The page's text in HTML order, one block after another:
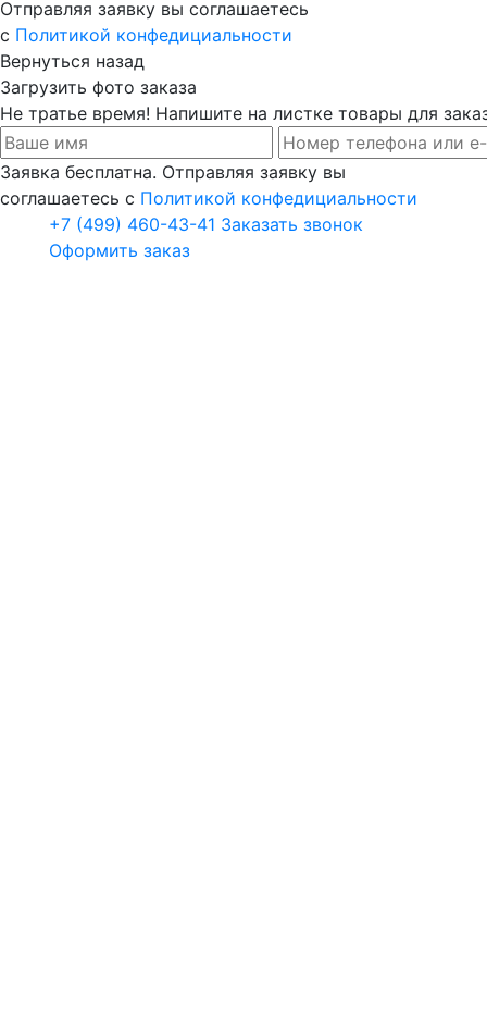
Отправляя заявку вы соглашаетесь
с Политикой конфедициальности
Вернуться назад
Загрузить фото заказа
Не тратье время! Напишите на листке товары для
Заявка бесплатна. Отправляя заявку вы
соглашаетесь с Политикой конфедициальности
+7 (499) 460-43-41 Заказать звонок
Оформить заказ